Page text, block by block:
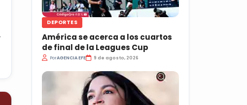
DEPORTES
América se acerca a los cuartos
de final de la Leagues Cup
PorAGENCIA EFE 9 de agosto, 2026